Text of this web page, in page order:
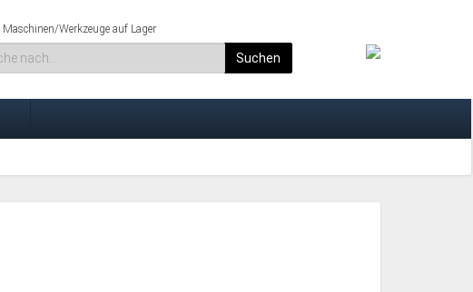
Maschinen/Werkzeuge auf Lager
Suchen